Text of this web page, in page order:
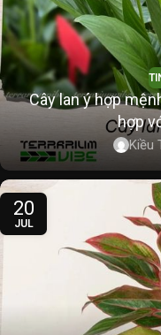
Cây lan ý hợp
hợp
Kiều
20
JUL